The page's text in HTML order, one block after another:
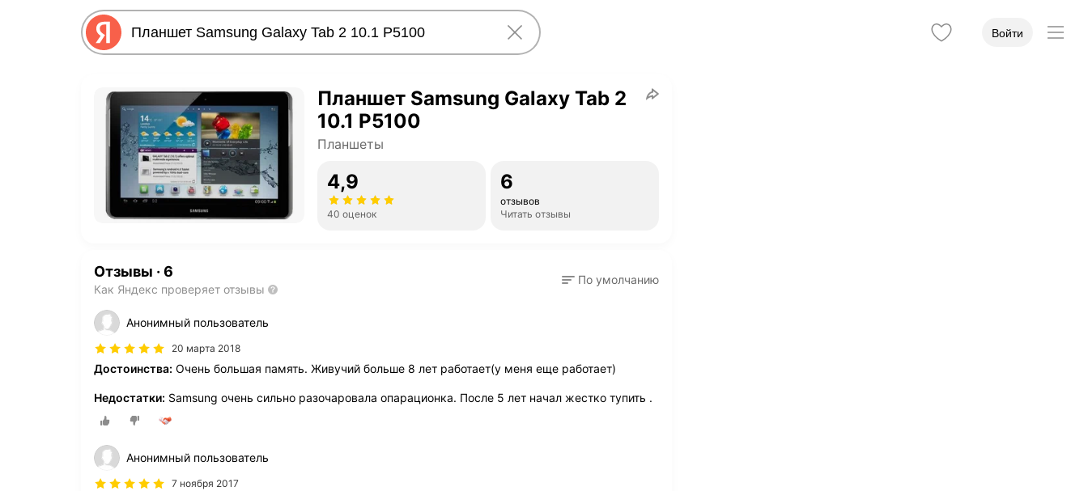
Войти
Планшет Samsung Galaxy Tab 2
10.1 P5100
Планшеты
4,9
40 оценок
6
отзывов
Читать отзывы
Отзывы · 6
Как Яндекс проверяет отзывы
По умолчанию
Анонимный пользователь
20 марта 2018
Достоинства: Очень большая память. Живучий больше 8 лет работает(у меня еще работает)
Недостатки: Samsung очень сильно разочаровала опарационка. После 5 лет начал жестко тупить .
Анонимный пользователь
7 ноября 2017